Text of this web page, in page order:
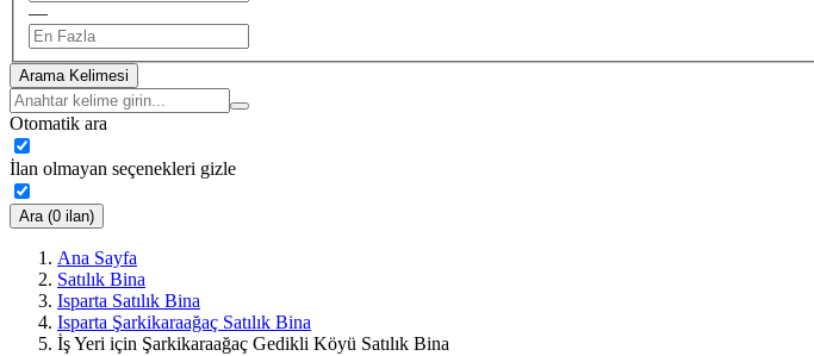
—
Arama Kelimesi
Otomatik ara
İlan olmayan seçenekleri gizle
Ara (0 ilan)
Ana Sayfa
Satılık Bina
Isparta Satılık Bina
Isparta Şarkikaraağaç Satılık Bina
İş Yeri için Şarkikaraağaç Gedikli Köyü Satılık Bina